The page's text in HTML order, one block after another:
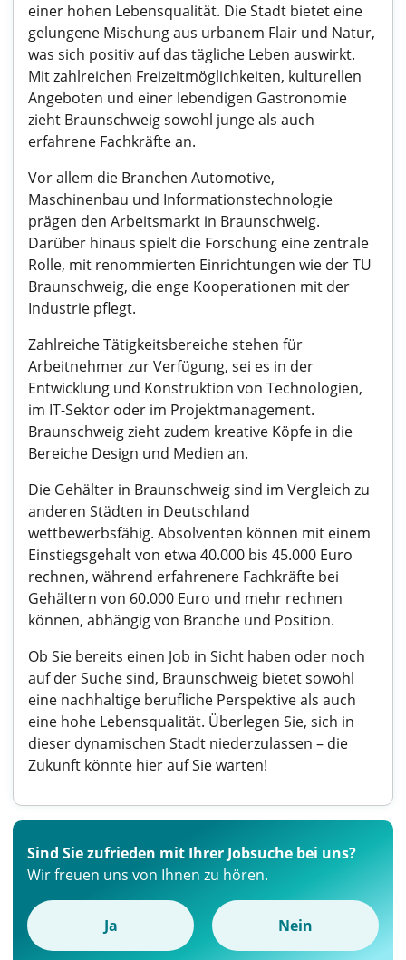
einer hohen Lebensqualität. Die Stadt bietet eine
gelungene Mischung aus urbanem Flair und Natur,
was sich positiv auf das tägliche Leben auswirkt.
Mit zahlreichen Freizeitmöglichkeiten, kulturellen
Angeboten und einer lebendigen Gastronomie
zieht Braunschweig sowohl junge als auch
erfahrene Fachkräfte an.
Vor allem die Branchen Automotive,
Maschinenbau und Informationstechnologie
prägen den Arbeitsmarkt in Braunschweig.
Darüber hinaus spielt die Forschung eine zentrale
Rolle, mit renommierten Einrichtungen wie der TU
Braunschweig, die enge Kooperationen mit der
Industrie pflegt.
Zahlreiche Tätigkeitsbereiche stehen für
Arbeitnehmer zur Verfügung, sei es in der
Entwicklung und Konstruktion von Technologien,
im IT-Sektor oder im Projektmanagement.
Braunschweig zieht zudem kreative Köpfe in die
Bereiche Design und Medien an.
Die Gehälter in Braunschweig sind im Vergleich zu
anderen Städten in Deutschland
wettbewerbsfähig. Absolventen können mit einem
Einstiegsgehalt von etwa 40.000 bis 45.000 Euro
rechnen, während erfahrenere Fachkräfte bei
Gehältern von 60.000 Euro und mehr rechnen
können, abhängig von Branche und Position.
Ob Sie bereits einen Job in Sicht haben oder noch
auf der Suche sind, Braunschweig bietet sowohl
eine nachhaltige berufliche Perspektive als auch
eine hohe Lebensqualität. Überlegen Sie, sich in
dieser dynamischen Stadt niederzulassen – die
Zukunft könnte hier auf Sie warten!
Sind Sie zufrieden mit Ihrer Jobsuche bei uns?
Wir freuen uns von Ihnen zu hören.
Ja Nein